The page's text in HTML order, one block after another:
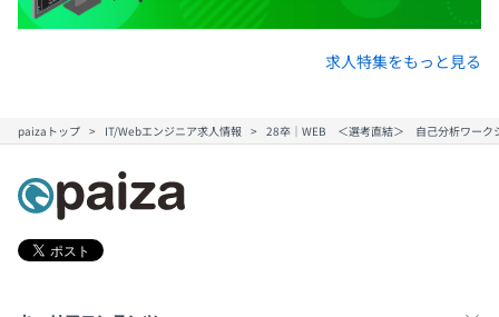
求人特集をもっと見る
paizaトップ IT/Webエンジニア求人情報 28卒｜WEB ＜選考直結＞ 自己分析ワーク